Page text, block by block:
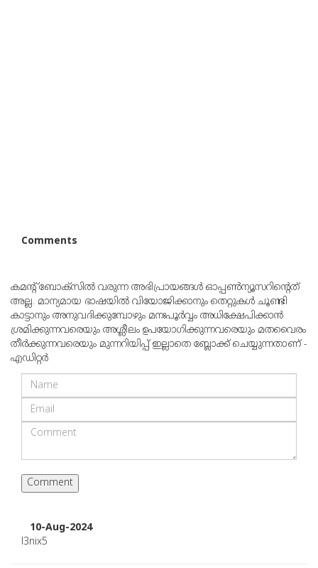
Comments
കമന്റ് ബോക്‌സില്‍ വരുന്ന അഭിപ്രായങ്ങള്‍ ഓപ്പൺന്യൂസറിന്റെത്
അല്ല. മാന്യമായ ഭാഷയില്‍ വിയോജിക്കാനും തെറ്റുകള്‍ ചൂണ്ടി
കാട്ടാനും അനുവദിക്കുമ്പോഴും മനഃപൂര്‍വ്വം അധിക്ഷേപിക്കാന്‍
ശ്രമിക്കുന്നവരെയും അശ്ലീലം ഉപയോഗിക്കുന്നവരെയും മതവൈരം
തീര്‍ക്കുന്നവരെയും മുന്നറിയിപ്പ് ഇല്ലാതെ ബ്ലോക്ക് ചെയ്യുന്നതാണ് -
എഡിറ്റര്‍
10-Aug-2024
l3nix5